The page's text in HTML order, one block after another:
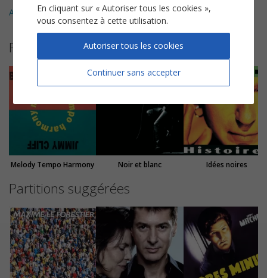
Avis clients (2)
Plus de partitions de Bernard Lavilliers
Melody Tempo Harmony Noir et blanc Idées noires
Partitions suggérées
En cliquant sur « Autoriser tous les cookies »,
vous consentez à cette utilisation.
Continuer sans accepter
Autoriser tous les cookies